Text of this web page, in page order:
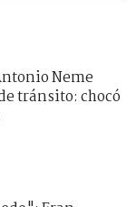
Neme
tránsito: chocó